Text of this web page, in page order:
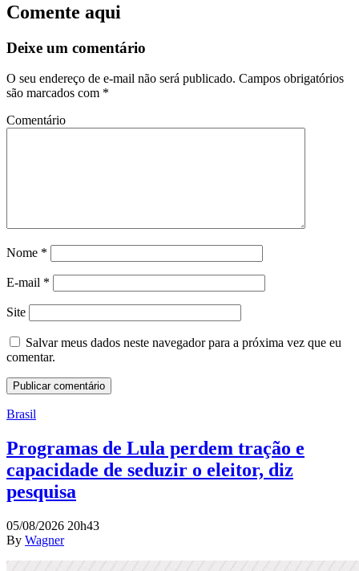
Comente aqui
Deixe um comentário
O seu endereço de e-mail não será publicado. Campos obrigatórios
são marcados com *
Comentário
Nome *
E-mail *
Site
Salvar meus dados neste navegador para a próxima vez que eu
comentar.
Brasil
Programas de Lula perdem tração e
capacidade de seduzir o eleitor, diz
pesquisa
05/08/2026 20h43
By Wagner